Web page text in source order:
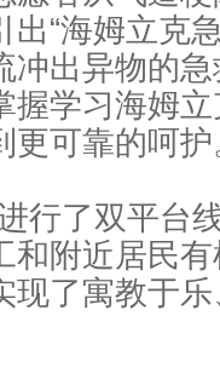
出“海姆立
冲出异物的
握学习海姆
更可靠的呵护
了双平台线
和附近居民
现了寓教于